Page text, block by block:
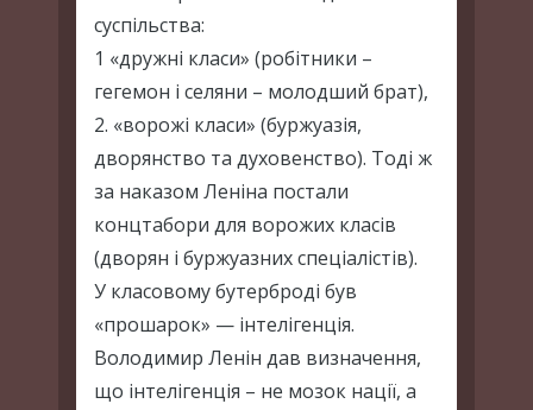
суспільства:
1 «дружні класи» (робітники –
гегемон і селяни – молодший брат),
2. «ворожі класи» (буржуазія,
дворянство та духовенство). Тоді ж
за наказом Леніна постали
концтабори для ворожих класів
(дворян і буржуазних спеціалістів).
У класовому бутерброді був
«прошарок» — інтелігенція.
Володимир Ленін дав визначення,
що інтелігенція – не мозок нації, а